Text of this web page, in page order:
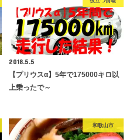
2018.5.5
【プリウスα】5年で175000キロ以
上乗ったで～
和歌山市